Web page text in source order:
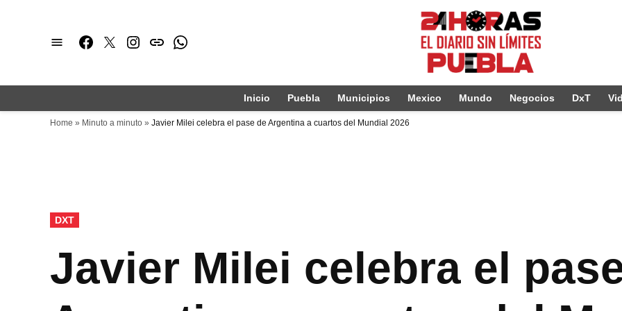
Facebook
TwitterInstagram
issuuWhatsapp
Inicio Puebla Municipios Mexico Mundo Negocios DxT
Home » Minuto a minuto » Javier Milei celebra el pase de Argentina a cuartos del Mundial 2026
PUBLICADO
EN
DXT
Javier Milei celebra el